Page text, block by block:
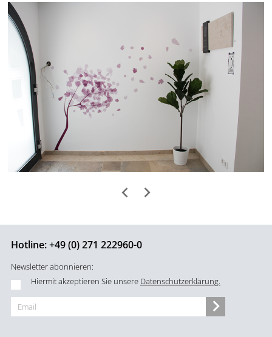
Hotline:+49 (0) 271 222960-0
Newsletter abonnieren:
Hiermit akzeptieren Sie unsere Datenschutzerklärung.